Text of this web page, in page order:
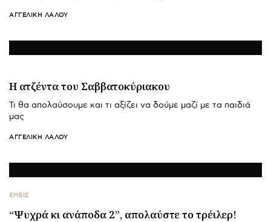
ΑΓΓΕΛΙΚΉ ΛΆΛΟΥ
Η ατζέντα του Σαββατοκύριακου
Τι θα απολαύσουμε και τι αξίζει να δούμε μαζί με τα παιδιά
μας
ΑΓΓΕΛΙΚΉ ΛΆΛΟΥ
ΕΜΕΙΣ
“Ψυχρά κι ανάποδα 2”, απολαύστε το τρέιλερ!